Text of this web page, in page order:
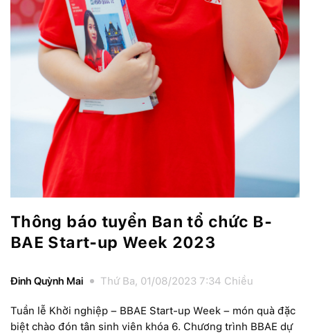
Thông báo tuyển Ban tổ chức B-
BAE Start-up Week 2023
Đinh Quỳnh Mai Thứ Ba, 01/08/2023 7:34 Chiều
Tuần lễ Khởi nghiệp – BBAE Start-up Week – món quà đặc
biệt chào đón tân sinh viên khóa 6. Chương trình BBAE dự